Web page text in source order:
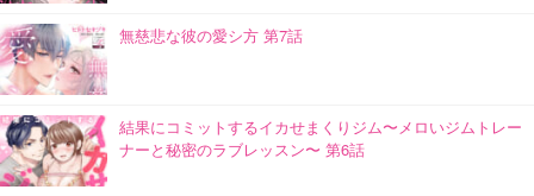
無慈悲な彼の愛シ方 第7話
結果にコミットするイカせまくりジム〜メロいジムトレー
ナーと秘密のラブレッスン〜 第6話